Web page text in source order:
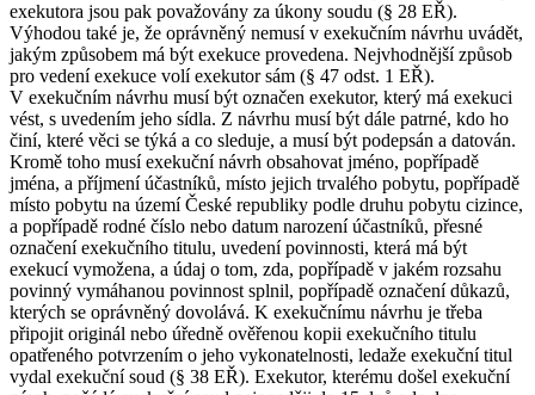
exekutora jsou pak považovány za úkony soudu (§ 28 EŘ).
Výhodou také je, že oprávněný nemusí v exekučním návrhu uvádět,
jakým způsobem má být exekuce provedena. Nejvhodnější způsob
pro vedení exekuce volí exekutor sám (§ 47 odst. 1 EŘ).
V exekučním návrhu musí být označen exekutor, který má exekuci
vést, s uvedením jeho sídla. Z návrhu musí být dále patrné, kdo ho
činí, které věci se týká a co sleduje, a musí být podepsán a datován.
Kromě toho musí exekuční návrh obsahovat jméno, popřípadě
jména, a příjmení účastníků, místo jejich trvalého pobytu, popřípadě
místo pobytu na území České republiky podle druhu pobytu cizince,
a popřípadě rodné číslo nebo datum narození účastníků, přesné
označení exekučního titulu, uvedení povinnosti, která má být
exekucí vymožena, a údaj o tom, zda, popřípadě v jakém rozsahu
povinný vymáhanou povinnost splnil, popřípadě označení důkazů,
kterých se oprávněný dovolává. K exekučnímu návrhu je třeba
připojit originál nebo úředně ověřenou kopii exekučního titulu
opatřeného potvrzením o jeho vykonatelnosti, ledaže exekuční titul
vydal exekuční soud (§ 38 EŘ). Exekutor, kterému došel exekuční